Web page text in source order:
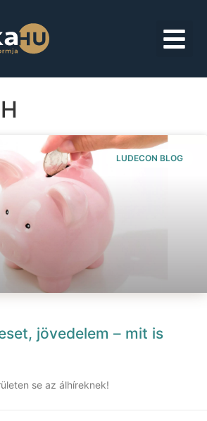
LUDECON BLOG
jövedelem – mit is
se az álhíreknek!